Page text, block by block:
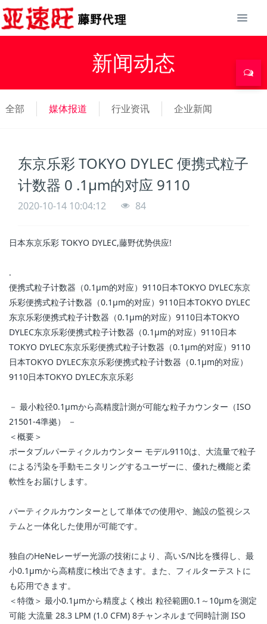
新闻动态
全部 媒体报道 行业资讯 企业新闻
东京乐彩 TOKYO DYLEC 便携式粒子
计数器 0 .1μm的对应 9110
2020-10-14 10:04:12 84
日本东京乐彩 TOKYO DYLEC,藤野优势供应!
.
便携式粒子计数器（0.1μm的对应）9110日本TOKYO DYLEC东京
乐彩便携式粒子计数器（0.1μm的对应）9110日本TOKYO DYLEC
东京乐彩便携式粒子计数器（0.1μm的对应）9110日本TOKYO
DYLEC东京乐彩便携式粒子计数器（0.1μm的对应）9110日本
TOKYO DYLEC东京乐彩便携式粒子计数器（0.1μm的对应）9110
日本TOKYO DYLEC东京乐彩便携式粒子计数器（0.1μm的对应）
9110日本TOKYO DYLEC东京乐彩
－ 最小粒径0.1μmから高精度計測が可能な粒子カウンター（ISO
21501-4準拠） －
＜概要＞
ポータブルパーティクルカウンター モデル9110は、大流量で粒子
による汚染を手動モニタリングするユーザーに、優れた機能と柔
軟性をお届けします。
パーティクルカウンターとして単体での使用や、施設の監視シス
テムと一体化した使用が可能です。
独自のHeNeレーザー光源の技術により、高いS/N比を獲得し、最
小0.1μmから高精度に検出できます。また、フィルターテストに
も応用できます。
＜特徴＞ 最小0.1µmから精度よく検出 粒径範囲0.1～10µmを測定
可能 大流量 28.3 LPM (1.0 CFM) 8チャンネルまで同時計測 ISO